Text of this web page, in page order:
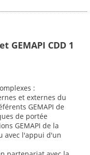
GEMAPI CDD 1
:
et externes du
GEMAPI de
de portée
GEMAPI de la
avec l'appui d'un